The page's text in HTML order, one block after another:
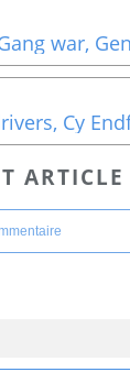
Cy
ARTICLE